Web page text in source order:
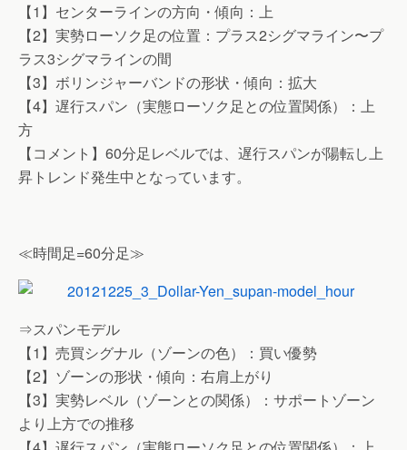
【1】センターラインの方向・傾向：上
【2】実勢ローソク足の位置：プラス2シグマライン〜プ
ラス3シグマラインの間
【3】ボリンジャーバンドの形状・傾向：拡大
【4】遅行スパン（実態ローソク足との位置関係）：上
方
【コメント】60分足レベルでは、遅行スパンが陽転し上
昇トレンド発生中となっています。
≪時間足=60分足≫
⇒スパンモデル
【1】売買シグナル（ゾーンの色）：買い優勢
【2】ゾーンの形状・傾向：右肩上がり
【3】実勢レベル（ゾーンとの関係）：サポートゾーン
より上方での推移